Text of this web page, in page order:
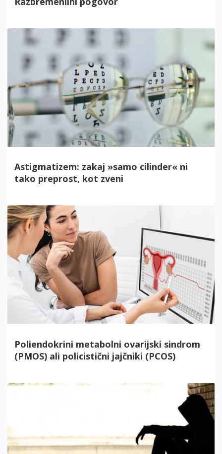
Astigmatizem: zakaj »samo cilinder« ni
tako preprost, kot zveni
Poliendokrini metabolni ovarijski sindrom
(PMOS) ali policistični jajčniki (PCOS)